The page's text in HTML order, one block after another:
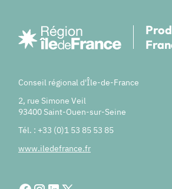
Conseil régional d'Île-de-France
2, rue Simone Veil
93400 Saint-Ouen-sur-Seine
Tél. : +33 (0)1 53 85 53 85
www.iledefrance.fr